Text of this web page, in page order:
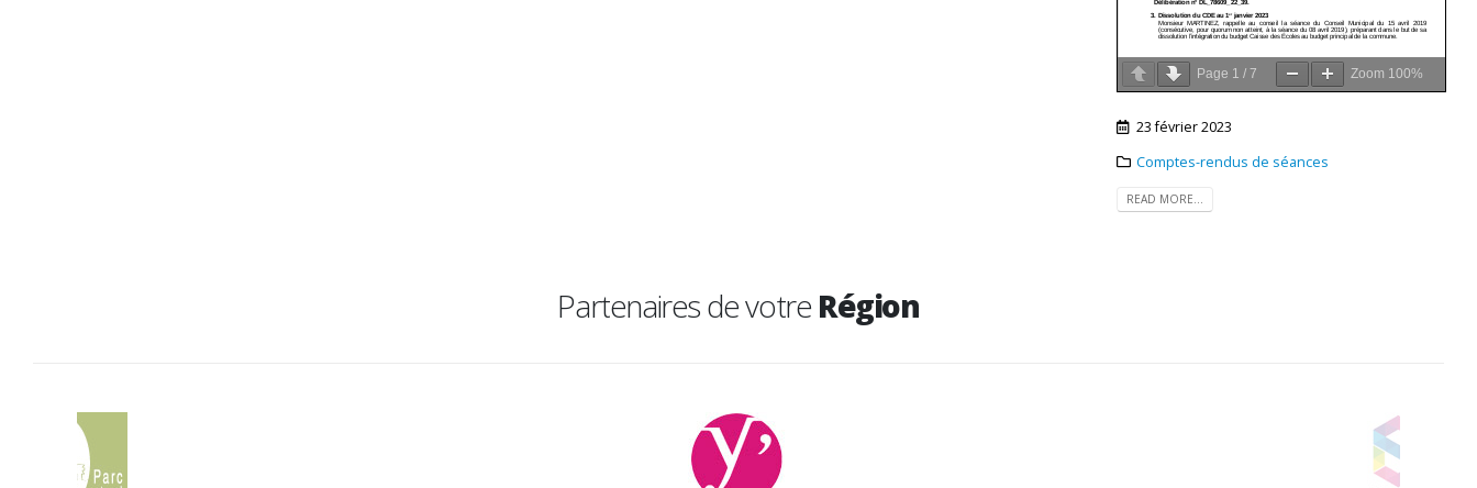
Page 1 / 7 Zoom 100%
23 février 2023
Comptes-rendus de séances
READ MORE...
Partenaires de votreRégion